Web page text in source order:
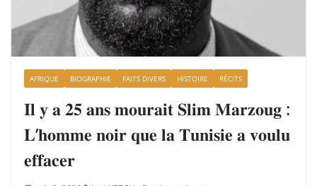
AFRIQUE BIOGRAPHIE FAITS DIVERS HISTOIRE RÉCITS
𝐈𝐥 𝐲 𝐚 𝟐𝟓 𝐚𝐧𝐬 𝐦𝐨𝐮𝐫𝐚𝐢𝐭 𝐒𝐥𝐢𝐦 𝐌𝐚𝐫𝐳𝐨𝐮𝐠 :
𝐋’𝐡𝐨𝐦𝐦𝐞 𝐧𝐨𝐢𝐫 𝐪𝐮𝐞 𝐥𝐚 𝐓𝐮𝐧𝐢𝐬𝐢𝐞 𝐚 𝐯𝐨𝐮𝐥𝐮
𝐞𝐟𝐟𝐚𝐜𝐞𝐫